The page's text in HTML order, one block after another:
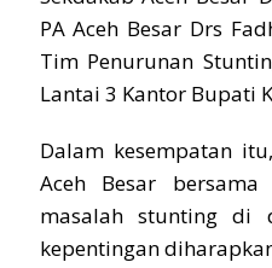
PA Aceh Besar Drs
Tim Penurunan
Lantai 3 Kantor Bupati
Dalam kesempatan
Aceh Besar
masalah stunting di
kepentingan